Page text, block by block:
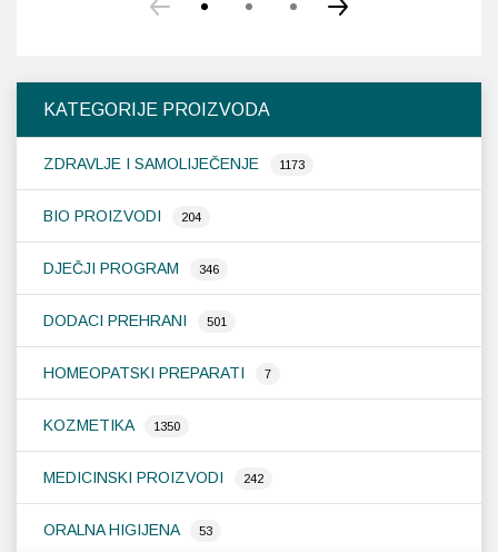
KATEGORIJE PROIZVODA
ZDRAVLJE I SAMOLIJEČENJE 1173
BIO PROIZVODI 204
DJEČJI PROGRAM 346
DODACI PREHRANI 501
HOMEOPATSKI PREPARATI 7
KOZMETIKA 1350
MEDICINSKI PROIZVODI 242
ORALNA HIGIJENA 53